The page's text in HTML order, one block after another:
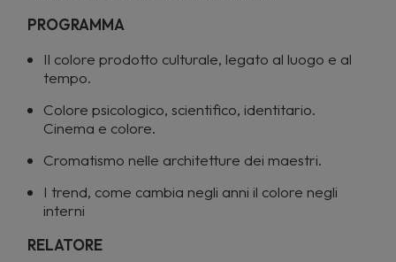
PROGRAMMA
Il colore prodotto culturale, legato al luogo e al
tempo.
Colore psicologico, scientifico, identitario.
Cinema e colore.
Cromatismo nelle architetture dei maestri.
I trend, come cambia negli anni il colore negli
interni
RELATORE